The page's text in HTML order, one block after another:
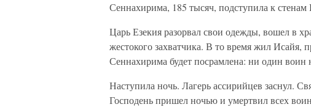
Сеннахирима, 185 тысяч, подступила к стенам
Царь Езекия разорвал свои одежды, вошел в
жестокого захватчика. В то время жил Исайя,
Сеннахирима будет посрамлена: ни один воин
Наступила ночь. Лагерь ассирийцев заснул.
Господень пришел ночью и умертвил всех